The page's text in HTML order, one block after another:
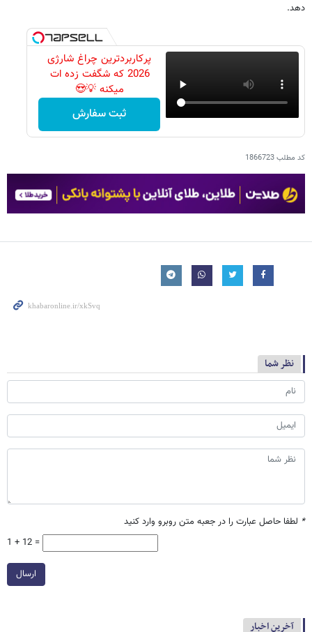
دهد.
پرکاربردترین چراغ شارژی
2026 که شگفت زده ات
میکنه 💡😍
ثبت سفارش
کد مطلب1866723
نظر شما
* لطفا حاصل عبارت را در جعبه متن روبرو وارد کنید
1 + 12 =
ارسال
آخرین اخبار